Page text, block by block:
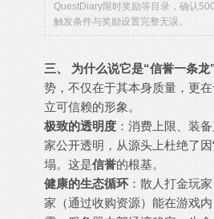
QuestDiary限时奖励等目录，确认
触发条件与奖励设置完整无误。
三、 为什么说它是“信誉一条龙
势，不仅在于其本身质量，更
立可信赖的形象。
极致的透明度 ：消费上限、装
家公开透明，从源头上杜绝了因
塌。这是信誉的根基。
健康的生态循环 ：散人打金玩
家（通过收购资源）能在游戏